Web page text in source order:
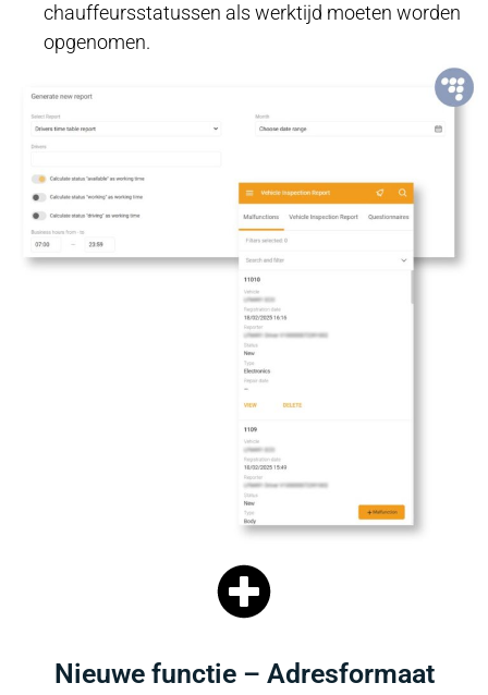
chauffeursstatussen als werktijd moeten worden
opgenomen.
Nieuwe functie – Adresformaat